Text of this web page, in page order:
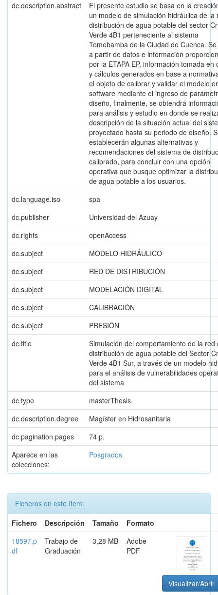
dc.description.abstract
El presente estudio se basa en la
un modelo de simulación hidráulica de la
distribución de agua potable del sector
Verde 4B1 perteneciente al sistema
Tomebamba de la Ciudad de Cuenca.
a partir de datos e información
por la ETAPA EP, información tomada en
y cálculos generados en base a
el objeto de calibrar y validar el modelo
software mediante el ingreso de
diseño, finalmente, se obtendrá
para análisis y estudio en donde se
descripción de la situación actual del
proyectado hasta su periodo de diseño.
establecerán algunas alternativas y
recomendaciones del sistema de
calibrado, para concluir con una opción
operativa que busque optimizar la
de agua potable a los usuarios.
dc.language.iso
spa
dc.publisher
Universidad del Azuay
dc.rights
openAccess
dc.subject
MODELO HIDRÁULICO
dc.subject
RED DE DISTRIBUCIÓN
dc.subject
MODELACIÓN DIGITAL
dc.subject
CALIBRACIÓN
dc.subject
PRESIÓN
dc.title
Simulación del comportamiento de la red
distribución de agua potable del Sector
Verde 4B1 Sur, a través de un modelo
para el análisis de vulnerabilidades
del sistema
dc.type
masterThesis
dc.description.degree
Magíster en Hidrosanitaria
dc.pagination.pages
74 p.
Aparece en las
colecciones:
Posgrados
Ficheros en este ítem:
Fichero
Descripción Tamaño
Formato
18597.p
df
Trabajo de
Graduación
3,28 MB
Adobe
PDF
Visualizar/Abrir